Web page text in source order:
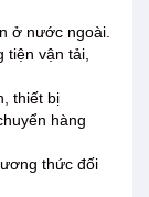
ở nước ngoài.
vận tải,
thiết bị
hàng
thức đối